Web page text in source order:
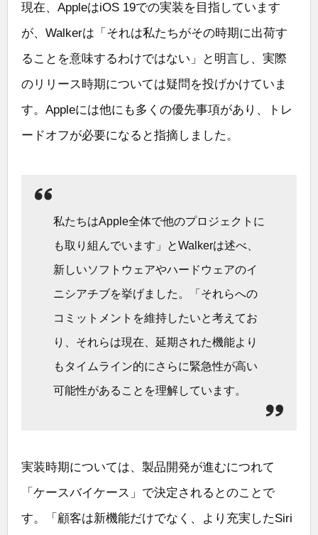
現在、AppleはiOS 19での実装を目指しています
が、Walkerは「それは私たちがその時期に出荷す
ることを意味するわけではない」と明言し、実際
のリリース時期については疑問を投げかけていま
す。Appleには他にも多くの優先事項があり、トレ
ードオフが必要になると指摘しました。
私たちはApple全体で他のプロジェクトに
も取り組んでいます」とWalkerは述べ、
新しいソフトウェアやハードウェアのイ
ニシアチブを挙げました。「それらへの
コミットメントを維持したいと考えてお
り、それらは現在、延期された機能より
もタイムライン的にさらに緊急性が高い
可能性があることを理解しています。
実装時期については、製品開発が進むにつれて
「ケースバイケース」で決定されるとのことで
す。「顧客は新機能だけでなく、より充実したSiri